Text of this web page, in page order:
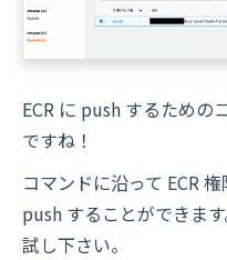
ECR に push するための
ですね！
コマンドに沿って ECR
push することができま
試し下さい。